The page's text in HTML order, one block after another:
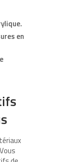
en